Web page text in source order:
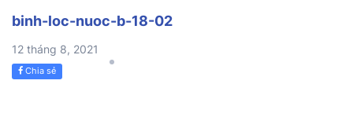
binh-loc-nuoc-b-18-02
12 tháng 8, 2021
Chia sẻ